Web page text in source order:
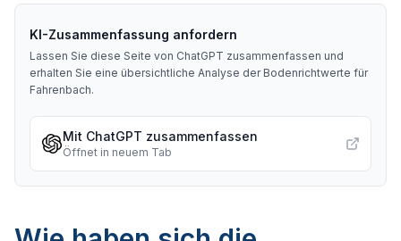
KI-Zusammenfassung anfordern
Lassen Sie diese Seite von ChatGPT zusammenfassen und
erhalten Sie eine übersichtliche Analyse der Bodenrichtwerte für
Fahrenbach.
Mit ChatGPT zusammenfassen
Öffnet in neuem Tab